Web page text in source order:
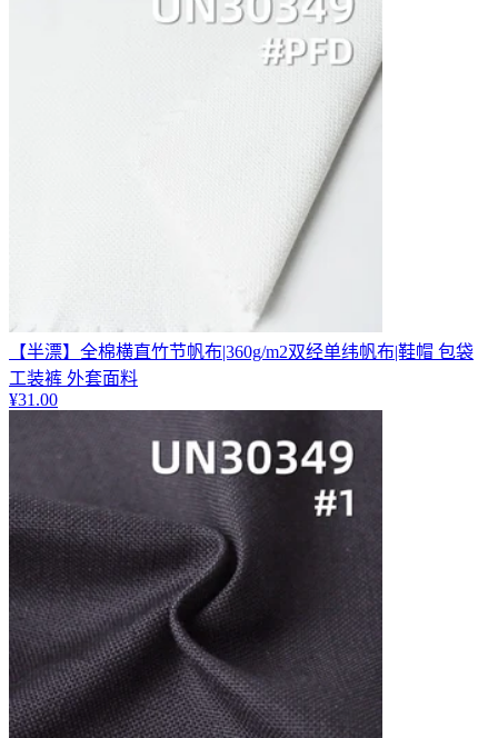
【半漂】全棉横直竹节帆布|360g/m2双经单纬帆布|鞋帽 包袋
工装裤 外套面料
¥31.00